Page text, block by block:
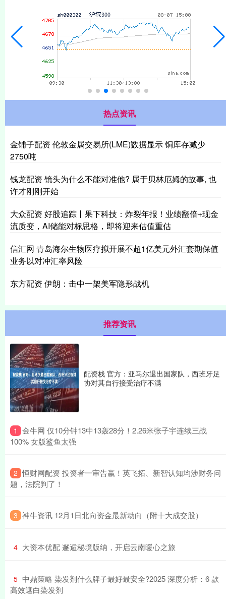
热点资讯
金铺子配资 伦敦金属交易所(LME)数据显示 铜库存减少
2750吨
钱龙配资 镜头为什么不能对准他? 属于贝林厄姆的故事, 也
许才刚刚开始
大众配资 好股追踪丨果下科技：炸裂年报！业绩翻倍+现金
流质变，AI储能对标思格，即将迎来估值重估
信汇网 青岛海尔生物医疗拟开展不超1亿美元外汇套期保值
业务以对冲汇率风险
东方配资 伊朗：击中一架美军隐形战机
推荐资讯
配资栈 官方：亚马尔退出国家队，西班牙足
协对其自行接受治疗不满
1 ​金牛网 仅10分钟13中13轰28分！2.26米张子宇连续三战
100% 女版鲨鱼太强
2 ​恒财网配资 投资者一审告赢！英飞拓、新智认知均涉财务问
题，法院判了！
3 ​神牛资讯 12月1日北向资金最新动向（附十大成交股）
4 ​大资本优配 邂逅秘境版纳，开启云南暖心之旅
5 ​中鼎策略 染发剂什么牌子最好最安全?2025 深度分析：6 款
高效遮白染发剂